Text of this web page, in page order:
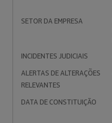
SETOR DA EMPRESA
INCIDENTES JUDICIAIS
ALERTAS DE ALTERAÇÕES
RELEVANTES
DATA DE CONSTITUIÇÃO